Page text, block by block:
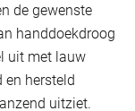
de gewenste
handdoekdroog
uit met lauw
en hersteld
uitziet.